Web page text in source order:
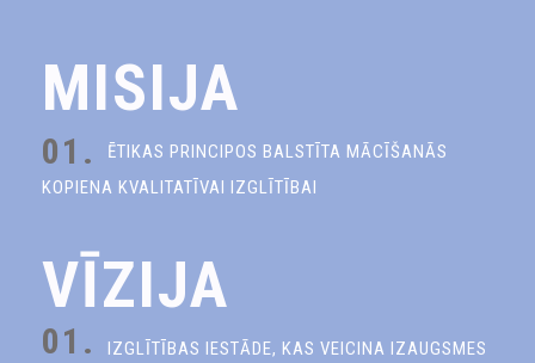
MISIJA
01.
ĒTIKAS PRINCIPOS BALSTĪTA MĀCĪŠANĀS
KOPIENA KVALITATĪVAI IZGLĪTĪBAI
VĪZIJA
01.
IZGLĪTĪBAS IESTĀDE, KAS VEICINA IZAUGSMES